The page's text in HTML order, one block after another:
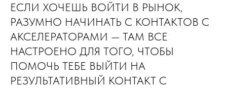
ЕСЛИ ХОЧЕШЬ ВОЙТИ В РЫНОК,
РАЗУМНО НАЧИНАТЬ С КОНТАКТОВ С
АКСЕЛЕРАТОРАМИ — ТАМ ВСЕ
НАСТРОЕНО ДЛЯ ТОГО, ЧТОБЫ
ПОМОЧЬ ТЕБЕ ВЫЙТИ НА
РЕЗУЛЬТАТИВНЫЙ КОНТАКТ С